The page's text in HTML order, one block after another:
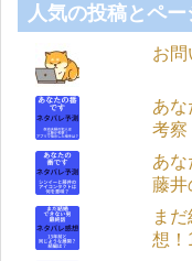
人気の投稿とペー
お問
あ
考察
あな
藤井
ま
想！